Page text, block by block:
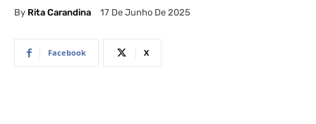
By Rita Carandina 17 De Junho De 2025
Facebook X